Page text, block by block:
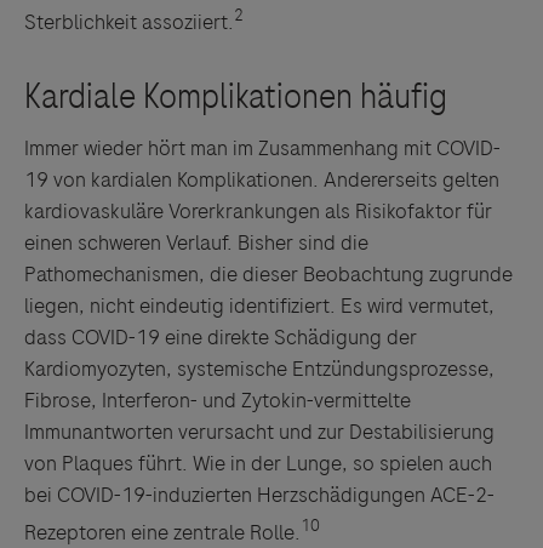
Sterblichkeit assoziiert.2
Immer wieder hört man im Zusammenhang mit COVID-
19 von kardialen Komplikationen. Andererseits gelten
kardiovaskuläre Vorerkrankungen als Risikofaktor für
einen schweren Verlauf. Bisher sind die
Pathomechanismen, die dieser Beobachtung zugrunde
liegen, nicht eindeutig identifiziert. Es wird vermutet,
dass COVID-19 eine direkte Schädigung der
Kardiomyozyten, systemische Entzündungsprozesse,
Fibrose, Interferon- und Zytokin-vermittelte
Immunantworten verursacht und zur Destabilisierung
von Plaques führt. Wie in der Lunge, so spielen auch
bei COVID-19-induzierten Herzschädigungen ACE-2-
Rezeptoren eine zentrale Rolle. 10
Links zu Websites Dritter werden im Sinne des
Servicegedankens angeboten. Der Herausgeber äußert
keine Meinung über den Inhalt von Websites Dritter und